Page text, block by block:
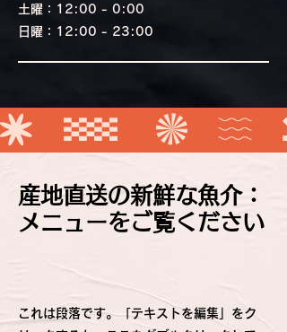
土曜：12:00 - 0:00
日曜：12:00 - 23:00
​産地直送の新鮮な魚介：
メニューをご覧ください
これは段落です。「テキストを編集」をク